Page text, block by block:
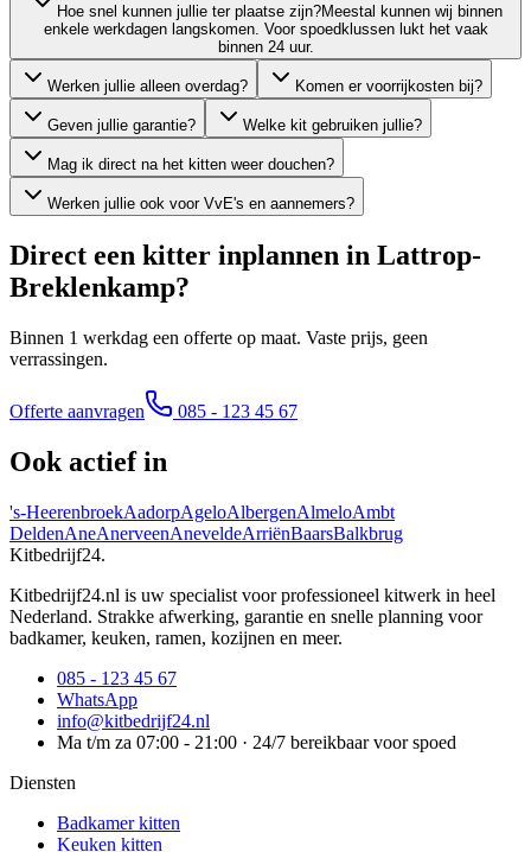
Hoe snel kunnen jullie ter plaatse zijn?Meestal kunnen wij binnen
enkele werkdagen langskomen. Voor spoedklussen lukt het vaak
binnen 24 uur.
Werken jullie alleen overdag? Komen er voorrijkosten bij?
Geven jullie garantie? Welke kit gebruiken jullie?
Mag ik direct na het kitten weer douchen?
Werken jullie ook voor VvE's en aannemers?
Direct een kitter inplannen in Lattrop-
Breklenkamp?
Binnen 1 werkdag een offerte op maat. Vaste prijs, geen
verrassingen.
Offerte aanvragen 085 - 123 45 67
Ook actief in
's-HeerenbroekAadorpAgeloAlbergenAlmeloAmbt
DeldenAneAnerveenAneveldeArriënBaarsBalkbrug
Kitbedrijf24.
Kitbedrijf24.nl is uw specialist voor professioneel kitwerk in heel
Nederland. Strakke afwerking, garantie en snelle planning voor
badkamer, keuken, ramen, kozijnen en meer.
085 - 123 45 67
WhatsApp
info@kitbedrijf24.nl
Ma t/m za 07:00 - 21:00 · 24/7 bereikbaar voor spoed
Diensten
Badkamer kitten
Keuken kitten